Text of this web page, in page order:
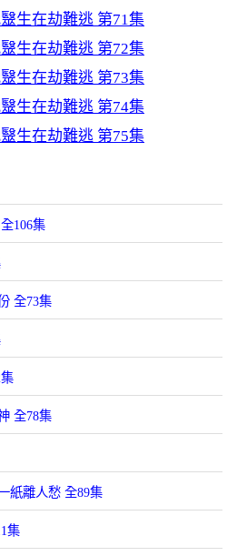
生在劫難逃 第71集
生在劫難逃 第72集
生在劫難逃 第73集
生在劫難逃 第74集
生在劫難逃 第75集
106集
全73集
全78集
紙離人愁 全89集
集